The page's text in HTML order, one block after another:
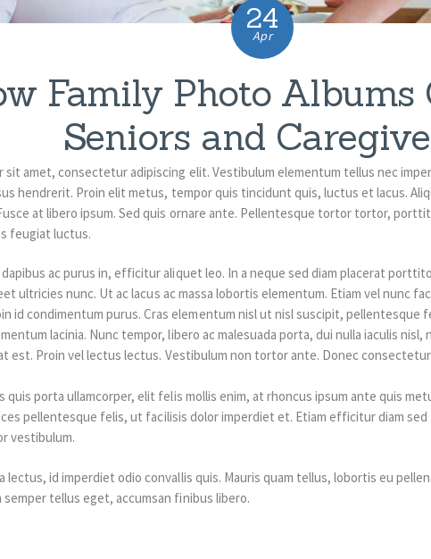
24
Apr
Family Photo Albums
Seniors and
sit amet, consectetur adipiscing elit. Vestibulum elementum tellus nec
hendrerit. Proin elit metus, tempor quis tincidunt quis, luctus et lacus.
at libero ipsum. Sed quis ornare ante. Pellentesque tortor tortor,
feugiat luctus.
ac purus in, efficitur aliquet leo. In a neque sed diam placerat
ultricies nunc. Ut ac lacus ac massa lobortis elementum. Etiam vel nunc
id condimentum purus. Cras elementum nisl ut nisl suscipit, pellentesque
lacinia. Nunc tempor, libero ac malesuada porta, dui nulla iaculis nisl,
est. Proin vel lectus lectus. Vestibulum non tortor ante. Donec
quis porta ullamcorper, elit felis mollis enim, at rhoncus ipsum ante quis
pellentesque felis, ut facilisis dolor imperdiet et. Etiam efficitur diam sed
vestibulum.
lectus, id imperdiet odio convallis quis. Mauris quam tellus, lobortis eu
tellus eget, accumsan finibus libero.